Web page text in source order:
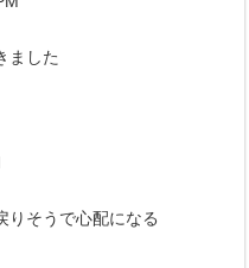
ました
りそうで心配になる